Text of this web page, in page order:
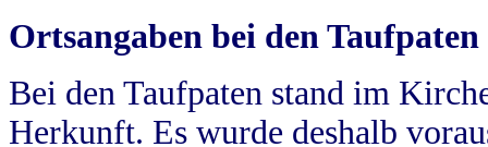
Ortsangaben bei den Taufpaten
Bei den Taufpaten stand im
Herkunft. Es wurde deshalb